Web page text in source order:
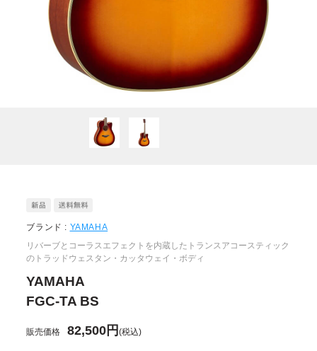
ブランド : YAMAHA
リバーブとコーラスエフェクトを内蔵したトランスアコースティック
のトラッドウェスタン・カッタウェイ・ボディ
YAMAHA
FGC-TA BS
販売価格 82,500円(税込)